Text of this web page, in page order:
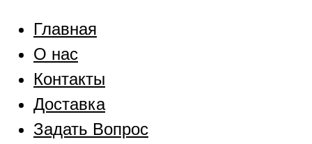
Главная
О нас
Контакты
Доставка
Задать Вопрос